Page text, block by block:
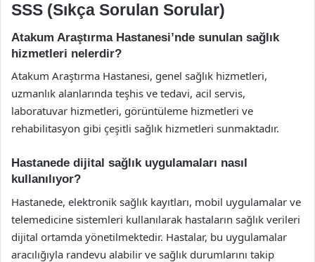
SSS (Sıkça Sorulan Sorular)
Atakum Araştırma Hastanesi’nde sunulan sağlık
hizmetleri nelerdir?
Atakum Araştırma Hastanesi, genel sağlık hizmetleri,
uzmanlık alanlarında teşhis ve tedavi, acil servis,
laboratuvar hizmetleri, görüntüleme hizmetleri ve
rehabilitasyon gibi çeşitli sağlık hizmetleri sunmaktadır.
Hastanede dijital sağlık uygulamaları nasıl
kullanılıyor?
Hastanede, elektronik sağlık kayıtları, mobil uygulamalar ve
telemedicine sistemleri kullanılarak hastaların sağlık verileri
dijital ortamda yönetilmektedir. Hastalar, bu uygulamalar
aracılığıyla randevu alabilir ve sağlık durumlarını takip